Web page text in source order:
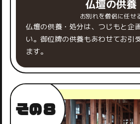
仏壇の供養
お別れを僧侶に任せ
仏壇の供養・処分は、つじもと企
い。御位牌の供養もあわせてお引
ます。